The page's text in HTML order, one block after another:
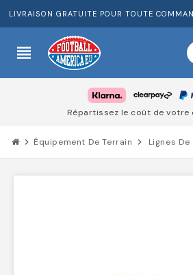
LIVRAISON GRATUITE POUR TOUTE
view_headline
Répartissez le coût de votre
chevron_right Équipement De Terrain chevron_right Lignes